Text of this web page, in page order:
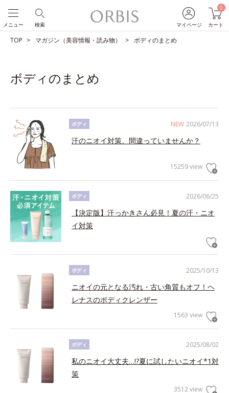
マイページ
0
カート
検索
メニュー
TOP マガジン（美容情報・読み物） ボディのまとめ
ボディのまとめ
NEW 2026/07/13
ボディ
汗のニオイ対策、間違っていませんか？
15259 view
2026/06/25
ボディ
【決定版】汗っかきさん必見！夏の汗・ニオ
イ対策
2025/10/13
ボディ
ニオイの元となる汚れ・古い角質もオフ！ヘ
レナスのボディクレンザー
1563 view
2025/08/02
ボディ
私のニオイ大丈夫…!?夏に試したいニオイ*1対
策
3512 view